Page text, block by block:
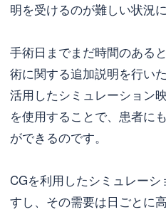
明を受けるのが難しい状況
手術日までまだ時間のある
術に関する追加説明を行い
活用したシミュレーション
を使用することで、患者に
ができるのです。
CGを利用したシミュレー
すし、その需要は日ごとに